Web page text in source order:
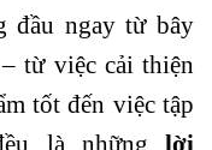
đầu ngay từ bây
từ việc cải thiện
tốt đến việc tập
là những lời